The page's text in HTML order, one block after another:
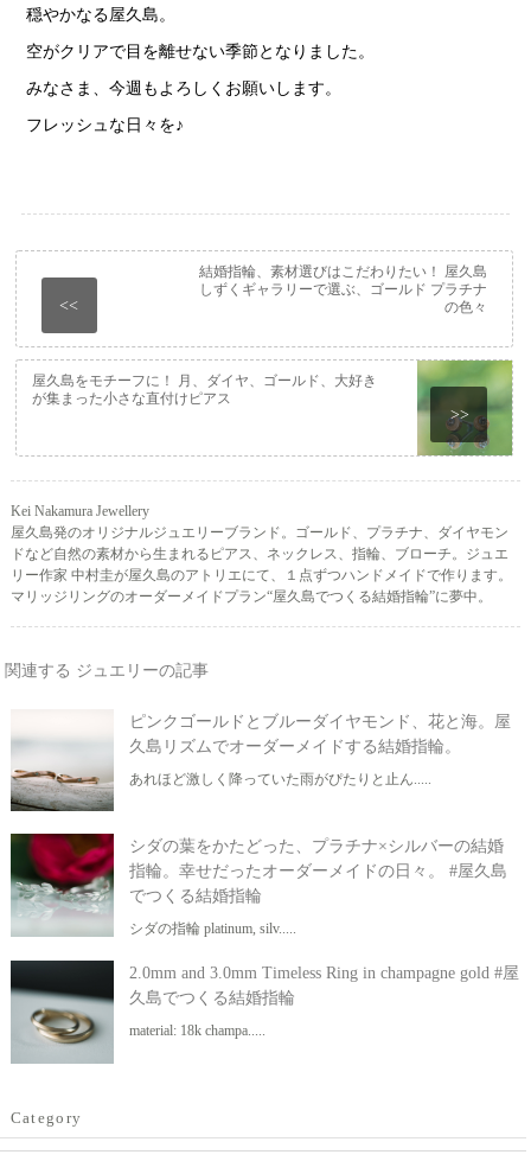
穏やかなる屋久島。
空がクリアで目を離せない季節となりました。
みなさま、今週もよろしくお願いします。
フレッシュな日々を♪
<<
結婚指輪、素材選びはこだわりたい！ 屋久島
しずくギャラリーで選ぶ、ゴールド プラチナ
の色々
>>
屋久島をモチーフに！ 月、ダイヤ、ゴールド、大好き
が集まった小さな直付けピアス
Kei Nakamura Jewellery
屋久島発のオリジナルジュエリーブランド。ゴールド、プラチナ、ダイヤモン
ドなど自然の素材から生まれるピアス、ネックレス、指輪、ブローチ。ジュエ
リー作家 中村圭が屋久島のアトリエにて、１点ずつハンドメイドで作ります。
マリッジリングのオーダーメイドプラン“屋久島でつくる結婚指輪”に夢中。
関連する ジュエリーの記事
ピンクゴールドとブルーダイヤモンド、花と海。屋
久島リズムでオーダーメイドする結婚指輪。
あれほど激しく降っていた雨がぴたりと止ん.....
シダの葉をかたどった、プラチナ×シルバーの結婚
指輪。幸せだったオーダーメイドの日々。 #屋久島
でつくる結婚指輪
シダの指輪 platinum, silv.....
2.0mm and 3.0mm Timeless Ring in champagne gold #屋
久島でつくる結婚指輪
material: 18k champa.....
Category